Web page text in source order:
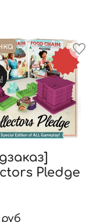
Pledge